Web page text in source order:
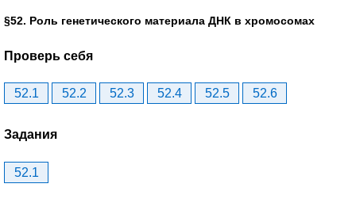
§52. Роль генетического материала ДНК в хромосомах
Проверь себя
52.1 52.2 52.3 52.4 52.5 52.6
Задания
52.1